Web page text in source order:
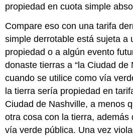
propiedad en cuota simple
Compare eso con una tarifa
simple derrotable está sujeta a
propiedad o a algún evento
donaste tierras a “la Ciudad de
cuando se utilice como vía
la tierra sería propiedad en
Ciudad de Nashville, a menos
otra cosa con la tierra, además
vía verde pública. Una vez